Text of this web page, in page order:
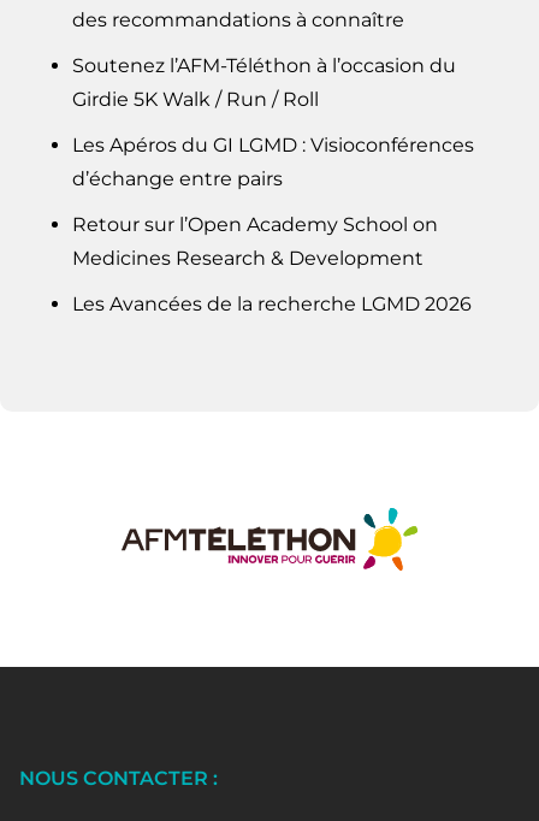
des recommandations à connaître
Soutenez l’AFM-Téléthon à l’occasion du
Girdie 5K Walk / Run / Roll
Les Apéros du GI LGMD : Visioconférences
d’échange entre pairs
Retour sur l’Open Academy School on
Medicines Research & Development
Les Avancées de la recherche LGMD 2026
NOUS CONTACTER :